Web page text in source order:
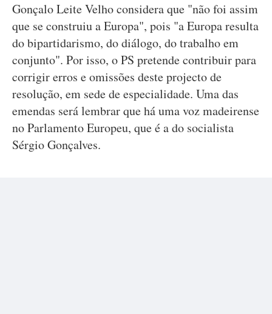
Gonçalo Leite Velho considera que "não foi assim
que se construiu a Europa", pois "a Europa resulta
do bipartidarismo, do diálogo, do trabalho em
conjunto". Por isso, o PS pretende contribuir para
corrigir erros e omissões deste projecto de
resolução, em sede de especialidade. Uma das
emendas será lembrar que há uma voz madeirense
no Parlamento Europeu, que é a do socialista
Sérgio Gonçalves.